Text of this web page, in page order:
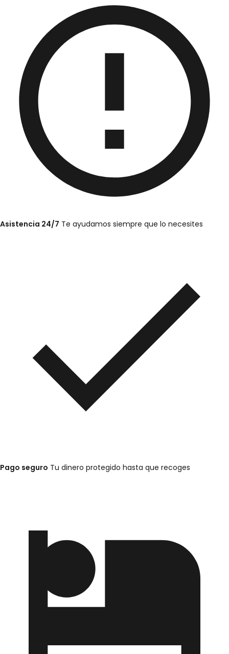
Asistencia 24/7 Te ayudamos siempre que lo necesites
Pago seguro Tu dinero protegido hasta que recoges